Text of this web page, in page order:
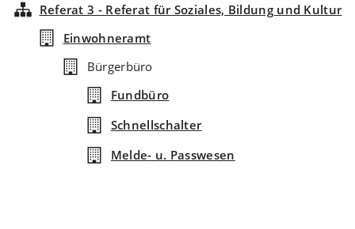
Referat 3 - Referat für Soziales, Bildung und Kultur
Einwohneramt
Bürgerbüro
Fundbüro
Schnellschalter
Melde- u. Passwesen